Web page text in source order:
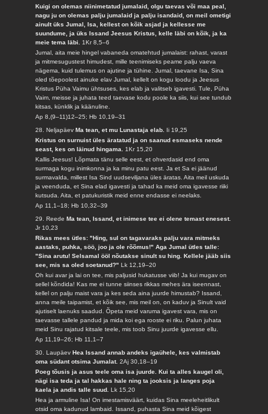
Kuigi on olemas niinimetatud jumalaid, olgu taevas või maa peal,
nagu ju on olemas palju jumalaid ja palju isandaid, on meil ometigi
ainult üks Jumal, Isa, kellest on kõik asjad ja kellesse me
suundume, ja üks Issand Jeesus Kristus, kelle läbi on kõik, ja ka
meie tema läbi. 1Kr 8,5–6
Jumal, aita meie hingel vabaneda omatehtud jumalaist: rahast, varast
ja mitmesugustest himudest, mille teenimiseks peame palju vaeva
nägema, kuid tulemus on ajutine ja tühine. Jumal, taevane Isa, Sina
oled tõepoolest ainuke elav Jumal, kellelt on kogu loodu ja Jeesus
Kristus Püha Vaimu ühtsuses, kes elab ja valitseb igavesti. Tule, Püha
Vaim, meisse ja juhata teed taevase kodu poole ka siis, kui see tundub
kitsas, künklik ja käänuline.
Ap 8,(9–11)12–25; Hb 10,19–31
28. NeljapäevMa tean, et mu Lunastaja elab. Ii 19,25
Kristus on surnuist üles äratatud ja on saanud esmaseks nende
seast, kes on läinud hingama. 1Kr 15,20
Kallis Jeesus! Lõpmata tänu selle eest, et ohverdasid end oma
surmaga kogu inimkonna ja ka minu patu eest. Ja et Sa ei jäänud
surmavalda, millest Isa Sind uudseviljana üles äratas. Aita meil uskuda
ja veenduda, et Sina elad igavesti ja tahad ka meid oma igavesse riiki
kutsuda. Aita, et patukuristik meid enne endasse ei neelaks.
Ap 11,1–18; Hb 10,32–39
29. ReedeMa tean, Issand, et inimese tee ei olene temast enesest.
Jr 10,23
Rikas mees ütles: "Hing, sul on tagavaraks palju vara mitmeks
aastaks, puhka, söö, joo ja ole rõõmus!" Aga Jumal ütles talle:
"Sina arutu! Selsamal ööl nõutakse sinult su hing. Kellele jääb siis
see, mis sa oled soetanud?"Lk 12,19–20
Oh kui avar ja lai on tee, mis paljusid hukatusse viib! Ja kui mugav on
sellel kõndida! Kas me ei tunne siinses rikkas mehes ära iseennast,
kellel on palju maist vara ja kes seda aina juurde himustab? Issand,
anna meile taipamist, et kõik see, mis meil on, on kaduv ja Sinult vaid
ajutiselt laenuks saadud. Õpeta meid varuma igavest vara, mis on
taevasse tallele pandud ja mida koi ega rooste ei riku. Palun juhata
meid Sinu rajatud kitsale teele, mis toob Sinu juurde igavesse ellu.
Ap 11,19–26; Hb 11,1–7
30. LaupäevHea Issand annab andeks igaühele, kes valmistab
oma südant otsima Jumalat.2Aj 30,18–19
Poeg tõusis ja asus teele oma isa juurde. Kui ta alles kaugel oli,
nägi isa teda ja tal hakkas hale ning ta jooksis ja langes poja
kaela ja andis talle suud.Lk 15,20
Hea ja armuline Isa! On imestamisväärt, kuidas Sina meeleheitlikult
otsid oma kadunud lambaid. Issand, puhasta Sina meid kõigest